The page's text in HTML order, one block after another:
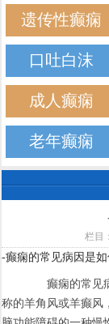
遗传性癫痫
口吐白沫
成人癫痫
老年癫痫
栏目：
-癫痫的常见病因是如
癫痫的常见
称的羊角风或羊癫风